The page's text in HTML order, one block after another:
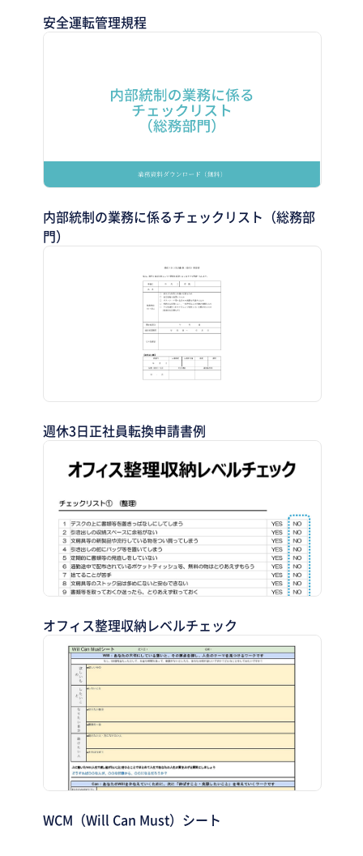
安全運転管理規程
内部統制の業務に係るチェックリスト（総務部
門）
週休3日正社員転換申請書例
オフィス整理収納レベルチェック
WCM（Will Can Must）シート